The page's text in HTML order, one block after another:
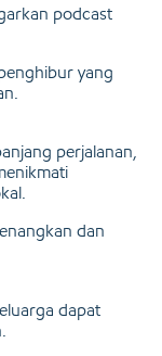
podcast
yang
perjalanan,
dan
dapat